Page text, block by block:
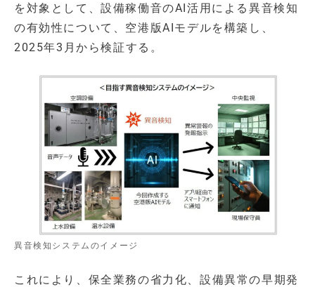
を対象として、設備稼働音のAI活用による異音検知
の有効性について、空港版AIモデルを構築し、
2025年3月から検証する。
異音検知システムのイメージ
これにより、保全業務の省力化、設備異常の早期発